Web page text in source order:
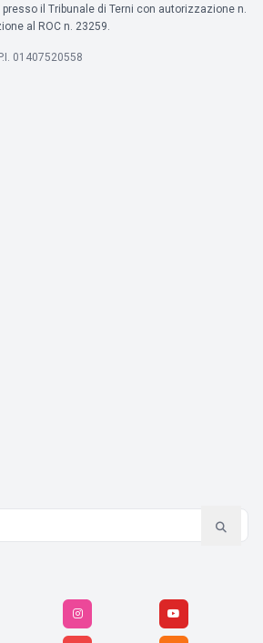
il Tribunale di Terni con autorizzazione n.
al ROC n. 23259.
01407520558